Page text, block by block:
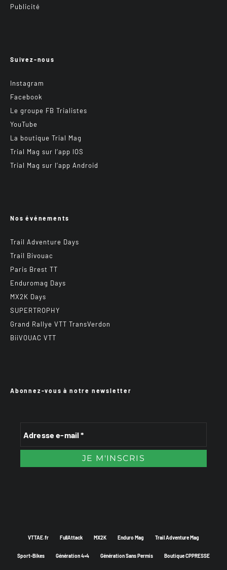
Publicité
Suivez-nous
Instagram
Facebook
Le groupe FB Trialistes
YouTube
La boutique Trial Mag
Trial Mag sur l’app IOS
Trial Mag sur l’app Android
Nos événements
Trail Adventure Days
Trail Bivouac
Paris Brest TT
Enduromag Days
MX2K Days
SUPERTROPHY
Grand Rallye VTT TransVerdon
BiiVOUAC VTT
Abonnez-vous à notre newsletter
VTTAE.fr FullAttack MX2K Enduro Mag Trail Adventure Mag
Sport-Bikes Génération 4×4 Génération Sans Permis Boutique CPPRESSE